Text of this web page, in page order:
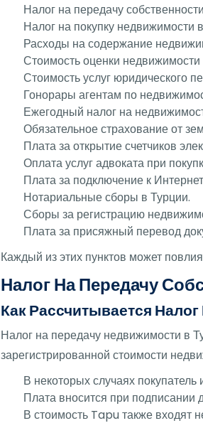
Налог на передачу
Налог на покупку недвижимости
Расходы на содержание
Стоимость оценки недвижимости
Стоимость услуг юридического
Гонорары агентам по
Ежегодный налог на
Обязательное страхование от
Плата за открытие счетчиков
Оплата услуг адвоката при
Плата за подключение к
Нотариальные сборы в Турции.
Сборы за регистрацию
Плата за присяжный перевод
Каждый из этих пунктов может
Налог На Передачу
Как Рассчитывается
Налог на передачу недвижимости в
зарегистрированной стоимости
В некоторых случаях
Плата вносится при подписании
В стоимость Tapu также входят